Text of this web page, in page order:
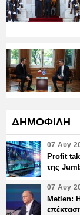
ΔΗΜΟΦΙΛΗ
07 Αυγ
Profit
της
07 Αυγ
Metlen: